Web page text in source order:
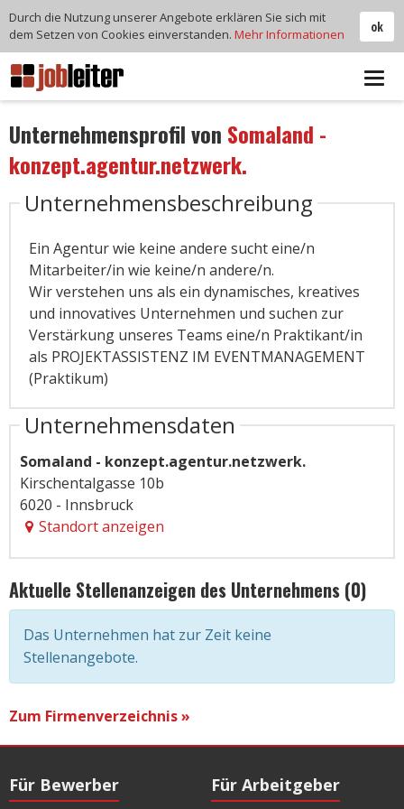
Unternehmensprofil von Somaland -
konzept.agentur.netzwerk.
Unternehmensbeschreibung
Ein Agentur wie keine andere sucht eine/n
Mitarbeiter/in wie keine/n andere/n.
Wir verstehen uns als ein dynamisches, kreatives
und innovatives Unternehmen und suchen zur
Verstärkung unseres Teams eine/n Praktikant/in
als PROJEKTASSISTENZ IM EVENTMANAGEMENT
(Praktikum)
Unternehmensdaten
Somaland - konzept.agentur.netzwerk.
Kirschentalgasse 10b
6020 - Innsbruck
Standort anzeigen
Aktuelle Stellenanzeigen des Unternehmens (0)
Das Unternehmen hat zur Zeit keine
Stellenangebote.
Zum Firmenverzeichnis »
Für Bewerber Für Arbeitgeber
ok
Durch die Nutzung unserer Angebote erklären Sie sich mit
dem Setzen von Cookies einverstanden. Mehr Informationen